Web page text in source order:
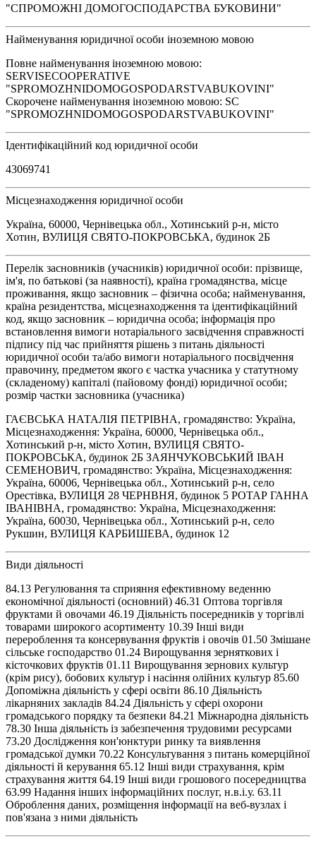
"СПРОМОЖНІ ДОМОГОСПОДАРСТВА БУКОВИНИ"
Найменування юридичної особи іноземною мовою
Повне найменування іноземною мовою:
SERVISECOOPERATIVE
"SPROMOZHNIDOMOGOSPODARSTVABUKOVINI"
Скорочене найменування іноземною мовою: SC
"SPROMOZHNIDOMOGOSPODARSTVABUKOVINI"
Ідентифікаційний код юридичної особи
43069741
Місцезнаходження юридичної особи
Україна, 60000, Чернівецька обл., Хотинський р-н, місто
Хотин, ВУЛИЦЯ СВЯТО-ПОКРОВСЬКА, будинок 2Б
Перелік засновників (учасників) юридичної особи: прізвище,
ім'я, по батькові (за наявності), країна громадянства, місце
проживання, якщо засновник – фізична особа; найменування,
країна резидентства, місцезнаходження та ідентифікаційний
код, якщо засновник – юридична особа; інформація про
встановлення вимоги нотаріального засвідчення справжності
підпису під час прийняття рішень з питань діяльності
юридичної особи та/або вимоги нотаріального посвідчення
правочину, предметом якого є частка учасника у статутному
(складеному) капіталі (пайовому фонді) юридичної особи;
розмір частки засновника (учасника)
ГАЄВСЬКА НАТАЛІЯ ПЕТРІВНА, громадянство: Україна,
Місцезнаходження: Україна, 60000, Чернівецька обл.,
Хотинський р-н, місто Хотин, ВУЛИЦЯ СВЯТО-
ПОКРОВСЬКА, будинок 2Б ЗАЯНЧУКОВСЬКИЙ ІВАН
СЕМЕНОВИЧ, громадянство: Україна, Місцезнаходження:
Україна, 60006, Чернівецька обл., Хотинський р-н, село
Орестівка, ВУЛИЦЯ 28 ЧЕРНВНЯ, будинок 5 РОТАР ГАННА
ІВАНІВНА, громадянство: Україна, Місцезнаходження:
Україна, 60030, Чернівецька обл., Хотинський р-н, село
Рукшин, ВУЛИЦЯ КАРБИШЕВА, будинок 12
Види діяльності
84.13 Регулювання та сприяння ефективному веденню
економічної діяльності (основний) 46.31 Оптова торгівля
фруктами й овочами 46.19 Діяльність посередників у торгівлі
товарами широкого асортименту 10.39 Інші види
перероблення та консервування фруктів і овочів 01.50 Змішане
сільське господарство 01.24 Вирощування зерняткових і
кісточкових фруктів 01.11 Вирощування зернових культур
(крім рису), бобових культур і насіння олійних культур 85.60
Допоміжна діяльність у сфері освіти 86.10 Діяльність
лікарняних закладів 84.24 Діяльність у сфері охорони
громадського порядку та безпеки 84.21 Міжнародна діяльність
78.30 Інша діяльність із забезпечення трудовими ресурсами
73.20 Дослідження кон'юнктури ринку та виявлення
громадської думки 70.22 Консультування з питань комерційної
діяльності й керування 65.12 Інші види страхування, крім
страхування життя 64.19 Інші види грошового посередництва
63.99 Надання інших інформаційних послуг, н.в.і.у. 63.11
Оброблення даних, розміщення інформації на веб-вузлах і
пов'язана з ними діяльність